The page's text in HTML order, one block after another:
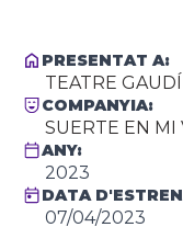
PRESENTAT A:
TEATRE
COMPANYIA:
SUERTE EN MI
ANY:
2023
DATA
07/04/2023